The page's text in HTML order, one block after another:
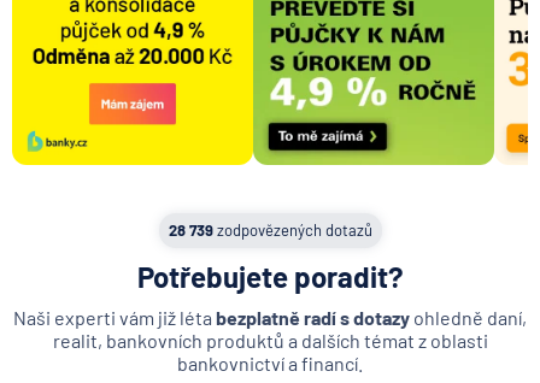
KB Penzijní společnost
Komerční banka
Komerční pojišťovna
Kooperativa pojišťovna
Max banka
MetLife Europe d.a.c.
Modrá pyramida stavební spořitelna
MONETA Money Bank
Národní rozvojová banka
NEY spořitelní družstvo
28 739zodpovězených dotazů
Potřebujete poradit?
Naši experti vám již léta bezplatně radí s dotazy ohledně daní,
realit, bankovních produktů a dalších témat z oblasti
bankovnictví a financí.